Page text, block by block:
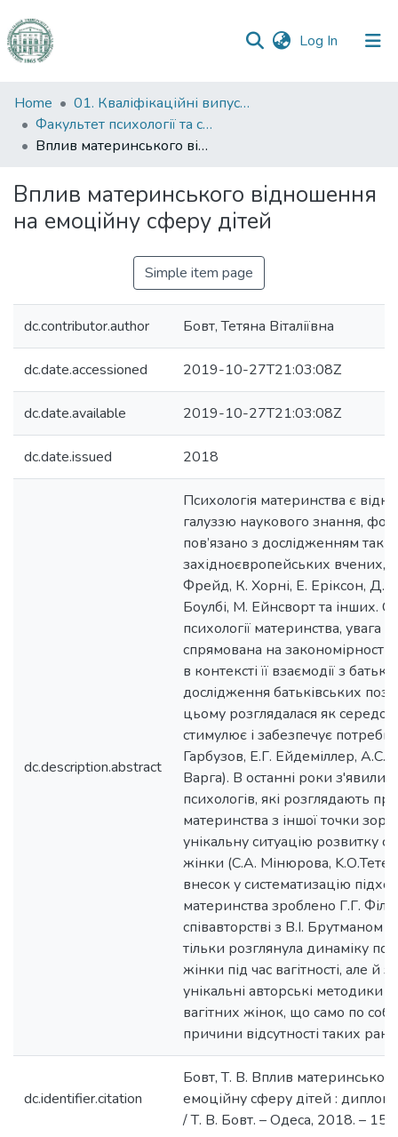
Log In (current)
Communities
&
Collections
Statistics
Home
01. Кваліфікаційні випускні роботи здобувачів вищої освіти
Факультет психології та соціальної роботи
Вплив материнського відношення на емоційну сферу дітей
Вплив материнського відношення
на емоційну сферу дітей
Simple item page
dc.contributor.author Бовт, Тетяна Віталіївна
dc.date.accessioned 2019-10-27T21:03:08Z
dc.date.available 2019-10-27T21:03:08Z
dc.date.issued 2018
dc.description.abstract
Психологія материнства є
галуззю наукового знання,
пов’язано з дослідженням
західноєвропейських вчених,
Фрейд, К. Хорні, Е. Еріксон, Д.
Боулбі, М. Ейнсворт та інших.
психології материнства, увага
спрямована на закономірності
в контексті її взаємодії з
дослідження батьківських
цьому розглядалася як
стимулює і забезпечує потреби
Гарбузов, E.Г. Ейдеміллер, А.С.
Варга). В останні роки
психологів, які розглядають
материнства з іншої точки
унікальну ситуацію розвитку
жінки (С.А. Мінюрова,
внесок у систематизацію
материнства зроблено Г.Г.
співавторстві з В.І. Брутманом
тільки розглянула динаміку
жінки під час вагітності, але й
унікальні авторські методики
вагітних жінок, що само по
причини відсутності таких
dc.identifier.citation
Бовт, Т. В. Вплив
емоційну сферу дітей :
/ Т. В. Бовт. – Одеса, 2018. – 158